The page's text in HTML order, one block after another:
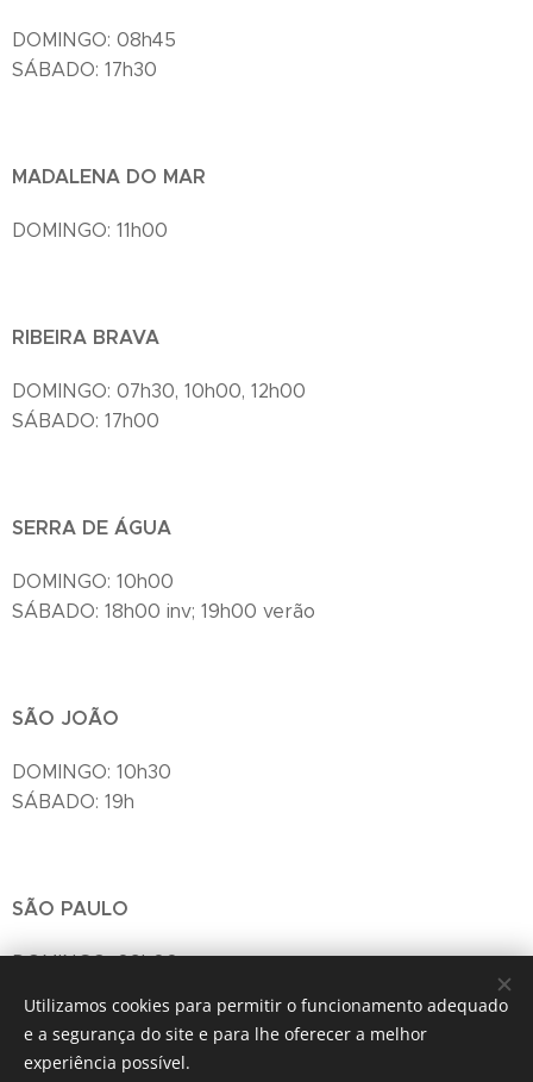
DOMINGO: 08h45
SÁBADO: 17h30
MADALENA DO MAR
DOMINGO: 11h00
RIBEIRA BRAVA
DOMINGO: 07h30, 10h00, 12h00
SÁBADO: 17h00
SERRA DE ÁGUA
DOMINGO: 10h00
SÁBADO: 18h00 inv; 19h00 verão
SÃO JOÃO
DOMINGO: 10h30
SÁBADO: 19h
SÃO PAULO
DOMINGO: 09h00
Utilizamos cookies para permitir o funcionamento adequado
e a segurança do site e para lhe oferecer a melhor
experiência possível.